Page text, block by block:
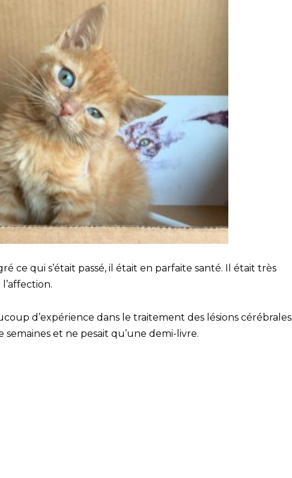
ce qui s’était passé, il était en parfaite santé. Il était très
d’expérience dans le traitement des lésions cérébrales
et ne pesait qu’une demi-livre.